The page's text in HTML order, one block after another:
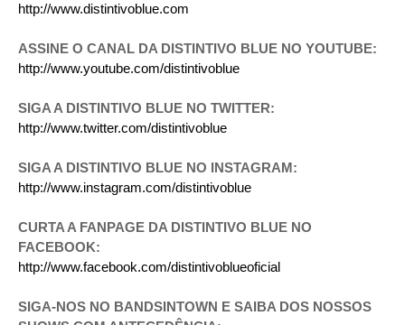
http://www.distintivoblue.com
ASSINE O CANAL DA DISTINTIVO BLUE NO YOUTUBE:
http://www.youtube.com/distintivoblue
SIGA A DISTINTIVO BLUE NO TWITTER:
http://www.twitter.com/distintivoblue
SIGA A DISTINTIVO BLUE NO INSTAGRAM:
http://www.instagram.com/distintivoblue
CURTA A FANPAGE DA DISTINTIVO BLUE NO
FACEBOOK:
http://www.facebook.com/distintivoblueoficial
SIGA-NOS NO BANDSINTOWN E SAIBA DOS NOSSOS